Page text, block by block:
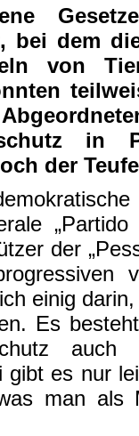
bei dem
von
in
der
der
einig
Es
auch
gibt es nur
man als